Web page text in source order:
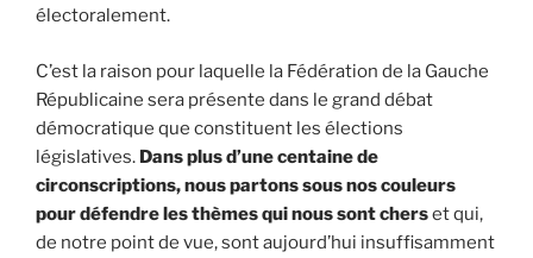
électoralement.
C’est la raison pour laquelle la Fédération de la Gauche
Républicaine sera présente dans le grand débat
démocratique que constituent les élections
législatives. Dans plus d’une centaine de
circonscriptions, nous partons sous nos couleurs
pour défendre les thèmes qui nous sont cherset qui,
de notre point de vue, sont aujourd’hui insuffisamment